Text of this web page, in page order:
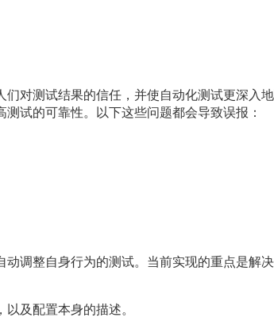
对测试结果的信任，并使自动化测试更深入
试的可靠性。以下这些问题都会导致误报：
调整自身行为的测试。当前实现的重点是解
及配置本身的描述。